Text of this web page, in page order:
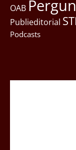
OAB
Publieditorial
Podcasts